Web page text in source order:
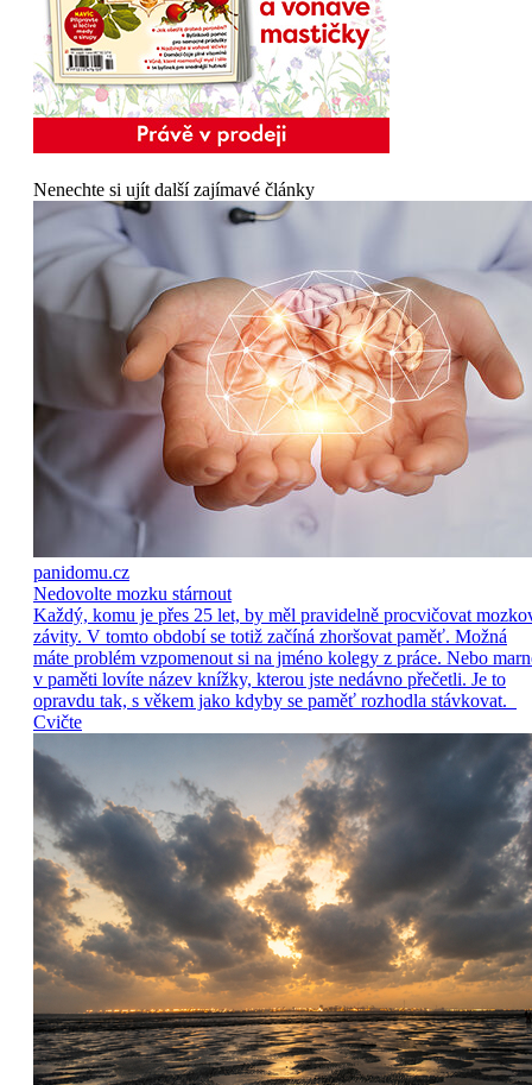
Nenechte si ujít další zajímavé články
panidomu.cz
Nedovolte mozku stárnout
Každý, komu je přes 25 let, by měl pravidelně procvičovat
závity. V tomto období se totiž začíná zhoršovat paměť. Možná
máte problém vzpomenout si na jméno kolegy z práce. Nebo
v paměti lovíte název knížky, kterou jste nedávno přečetli. Je to
opravdu tak, s věkem jako kdyby se paměť rozhodla stávkovat.
Cvičte